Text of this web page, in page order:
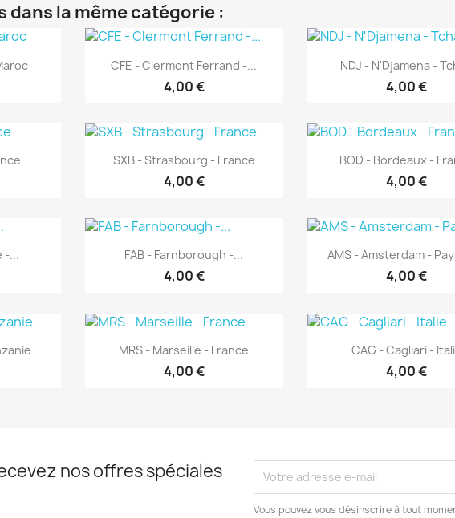
dans la même catégorie :
Aperçu rapide
CFE - Clermont Ferrand -...
4,00 €
Aperçu
NDJ - N'Djamena -
4,00 €
Aperçu rapide
SXB - Strasbourg - France
4,00 €
Aperçu
BOD - Bordeaux -
4,00 €
-... Aperçu rapide
FAB - Farnborough -...
4,00 €
Aperçu
AMS - Amsterdam -
4,00 €
 Aperçu rapide
MRS - Marseille - France
4,00 €
Aperçu
CAG - Cagliari -
4,00 €
nos offres spéciales
Vous pouvez vous désinscrire à tout